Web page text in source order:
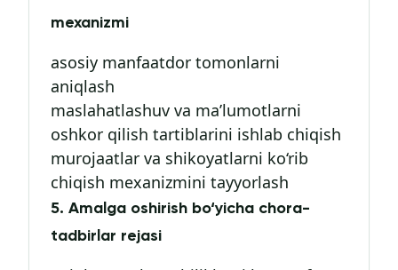
mexanizmi
asosiy manfaatdor tomonlarni
aniqlash
maslahatlashuv va ma’lumotlarni
oshkor qilish tartiblarini ishlab chiqish
murojaatlar va shikoyatlarni ko‘rib
chiqish mexanizmini tayyorlash
5. Amalga oshirish bo‘yicha chora-
tadbirlar rejasi